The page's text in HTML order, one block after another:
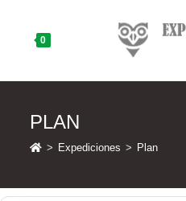
content 0
PLAN
> Expediciones > Plan